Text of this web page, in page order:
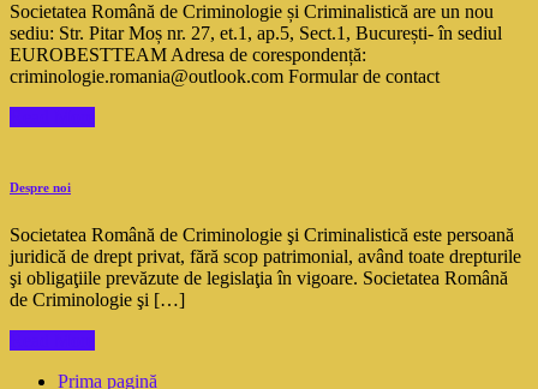
Societatea Română de Criminologie și Criminalistică are un nou
sediu: Str. Pitar Moș nr. 27, et.1, ap.5, Sect.1, București- în sediul
EUROBESTTEAM Adresa de corespondență:
criminologie.romania@outlook.com Formular de contact
Despre noi
Societatea Română de Criminologie şi Criminalistică este persoană
juridică de drept privat, fără scop patrimonial, având toate drepturile
şi obligaţiile prevăzute de legislaţia în vigoare. Societatea Română
de Criminologie şi […]
Prima pagină